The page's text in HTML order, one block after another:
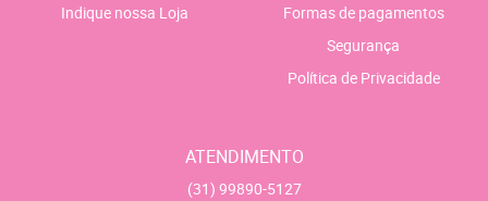
Indique nossa Loja
Formas de pagamentos
Segurança
Política de Privacidade
ATENDIMENTO
(31) 99890-5127